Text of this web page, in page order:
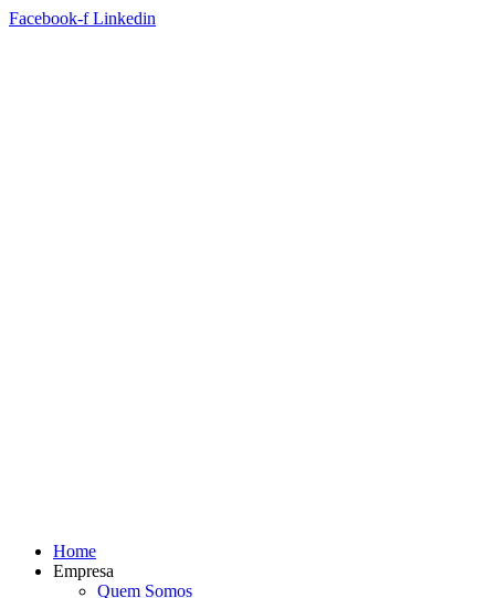
Facebook-f Linkedin
Home
Empresa
Quem Somos